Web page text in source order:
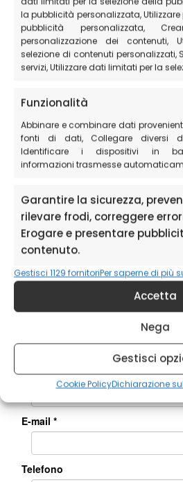
la pubblicità personalizzata, Utilizzare
pubblicità personalizzata,
personalizzazione dei contenuti,
selezione di contenuti personalizzati,
servizi, Utilizzare dati limitati per la
Funzionalità
Abbinare e combinare dati
fonti di dati, Collegare diversi
Identificare i dispositivi in
informazioni trasmesse
Garantire la sicurezza,
rilevare frodi, correggere
Erogare e presentare
contenuto.
Gestisci 1129 fornitoriPer saperne di più
Accetta
Nega
Gestisci
Cookie PolicyDichiarazione
Prenota il tuo tavolo e vivi
unisce tradizione,
suggestivo scenario di
Contattaci per
o per prenotare un
Le camere disponibili presso
ristorante Cioccora e
accetta prenotazioni
sia per grandi gruppi.